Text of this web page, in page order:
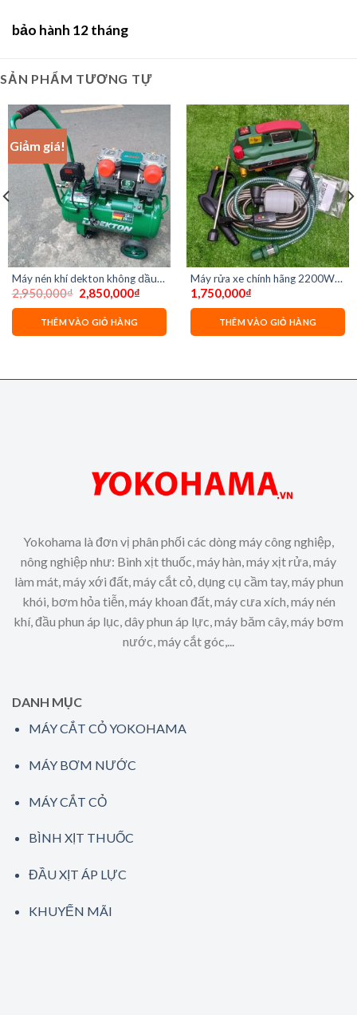
bảo hành 12 tháng
SẢN PHẨM TƯƠNG TỰ
Giảm giá!
Máy nén khí dekton không dầu
3930 plus 2hp 30 lít
2,950,000₫ Giá
gốc
là:
2,950,000₫.
2,850,000₫
tại
2,850,000₫.
THÊM VÀO GIỎ HÀNG
Máy rửa xe chính hãng 2200W
DEKTON DK-CWR2200A Siêu
mạnh
1,750,000₫
THÊM VÀO GIỎ HÀNG
Yokohama là đơn vị phân phối các dòng máy công nghiệp,
nông nghiệp như: Bình xịt thuốc, máy hàn, máy xịt rửa, máy
làm mát, máy xới đất, máy cắt cỏ, dụng cụ cầm tay, máy phun
khói, bơm hỏa tiễn, máy khoan đất, máy cưa xích, máy nén
khí, đầu phun áp lục, dây phun áp lực, máy băm cây, máy bơm
nước, máy cắt góc,...
DANH MỤC
MÁY CẮT CỎ YOKOHAMA
MÁY BƠM NƯỚC
MÁY CẮT CỎ
BÌNH XỊT THUỐC
ĐẦU XỊT ÁP LỰC
KHUYẾN MÃI